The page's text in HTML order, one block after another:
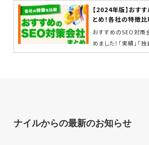
【2024年版】おす
とめ！各社の特徴
おすすめのSEO対策
めました！「実績」「
３つの観点で各社の
ナイルからの最新のお知らせ